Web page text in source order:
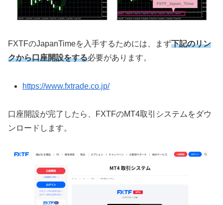
FXTFのJapanTimeを入手するためには、まず下記のリン
クから口座開設をする必要があります。
https://www.fxtrade.co.jp/
口座開設が完了したら、 FXTFのMT4取引システムをダウ
ンロードします。